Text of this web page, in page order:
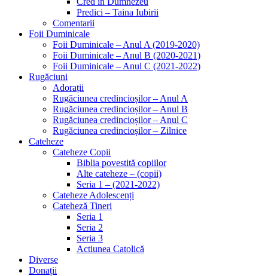
Predici – Taina Iubirii
Comentarii
Foii Duminicale
Foii Duminicale – Anul A (2019-2020)
Foii Duminicale – Anul B (2020-2021)
Foii Duminicale – Anul C (2021-2022)
Rugăciuni
Adorații
Rugăciunea credincioșilor – Anul A
Rugăciunea credincioșilor – Anul B
Rugăciunea credincioșilor – Anul C
Rugăciunea credincioșilor – Zilnice
Cateheze
Cateheze Copii
Biblia povestită copiilor
Alte cateheze – (copii)
Seria 1 – (2021-2022)
Cateheze Adolescenți
Cateheză Tineri
Seria 1
Seria 2
Seria 3
Actiunea Catolică
Diverse
Donații